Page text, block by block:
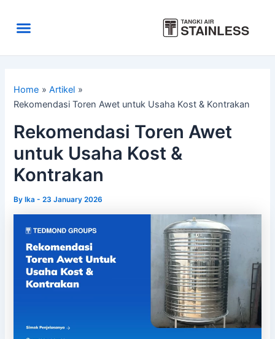
contentMenu
Home
Artikel
Rekomendasi Toren Awet untuk Usaha Kost & Kontrakan
Rekomendasi Toren Awet
untuk Usaha Kost &
Kontrakan
ByIka-23 January 2026